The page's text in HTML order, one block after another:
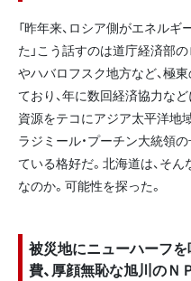
「昨年来、ロシア側がエネル
た」こう話すのは道庁経済部
やハバロフスク地方など、極
ており、年に数回経済協力な
資源をテコにアジア太平洋地
ラジミール・プーチン大統領
ている格好だ。北海道は、そ
なのか。可能性を探った。
被災地にニューハーフ
費、厚顔無恥な旭川のＮ